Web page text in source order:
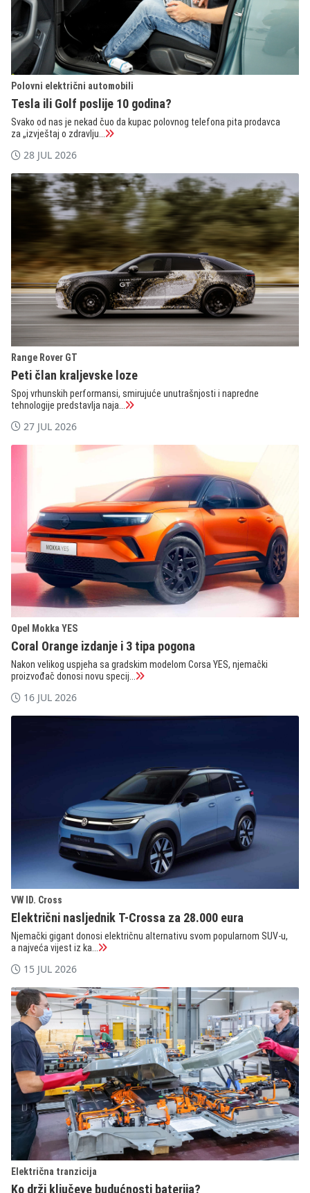
Polovni električni automobili
Tesla ili Golf poslije 10 godina?
Svako od nas je nekad čuo da kupac polovnog telefona pita prodavca
za „izvještaj o zdravlju...
28 JUL 2026
Range Rover GT
Peti član kraljevske loze
Spoj vrhunskih performansi, smirujuće unutrašnjosti i napredne
tehnologije predstavlja naja...
27 JUL 2026
Opel Mokka YES
Coral Orange izdanje i 3 tipa pogona
Nakon velikog uspjeha sa gradskim modelom Corsa YES, njemački
proizvođač donosi novu specij...
16 JUL 2026
VW ID. Cross
Električni nasljednik T-Crossa za 28.000 eura
Njemački gigant donosi električnu alternativu svom popularnom SUV-u,
a najveća vijest iz ka...
15 JUL 2026
Električna tranzicija
Ko drži ključeve budućnosti baterija?